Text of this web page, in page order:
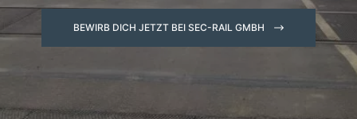
BEWIRB DICH JETZT BEI SEC-RAIL GMBH